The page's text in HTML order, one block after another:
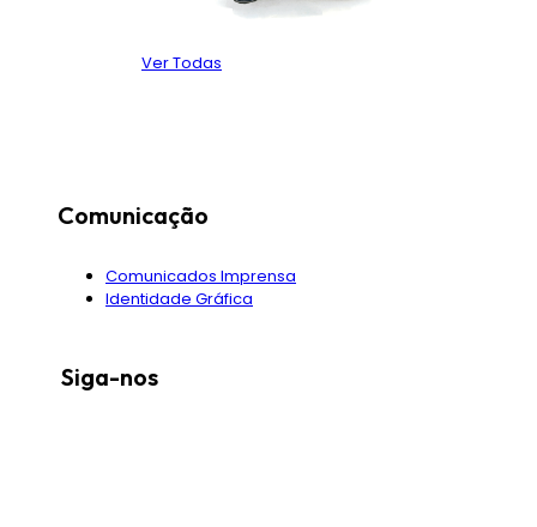
Ver Todas
Comunicação
Comunicados Imprensa
Identidade Gráfica
Siga-nos